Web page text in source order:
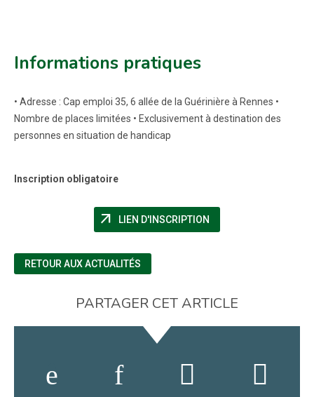
Informations pratiques
• Adresse : Cap emploi 35, 6 allée de la Guérinière à Rennes •
Nombre de places limitées • Exclusivement à destination des
personnes en situation de handicap
Inscription obligatoire
arrow_outward LIEN D'INSCRIPTION(NOUVELLE FENÊTRE)
RETOUR AUX ACTUALITÉS
PARTAGER CET ARTICLE